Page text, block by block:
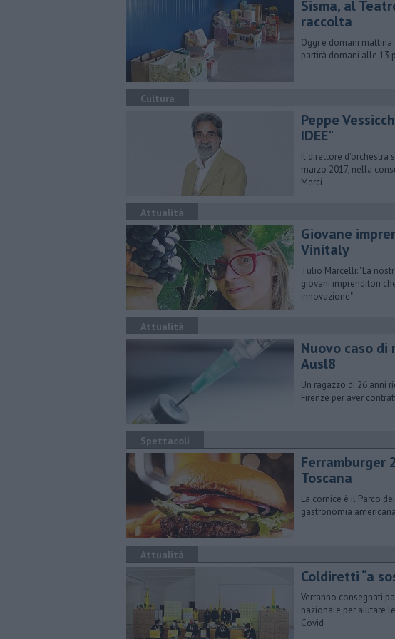
Sisma, al
raccolta
Oggi e domani
partirà domani alle 13
Cultura
Peppe
IDEE"
Il direttore d'orchestra
marzo 2017, nella
Merci
Attualità
Giovane
Vinitaly
Tulio Marcelli: "La
giovani imprenditori
innovazione"
Attualità
Nuovo caso
Ausl8
Un ragazzo di 26 anni
Firenze per aver
Spettacoli
Ferramburger
Toscana
La cornice è il Parco
gastronomia
Attualità
Coldiretti “a
Verranno consegnati
nazionale per aiutare
Covid